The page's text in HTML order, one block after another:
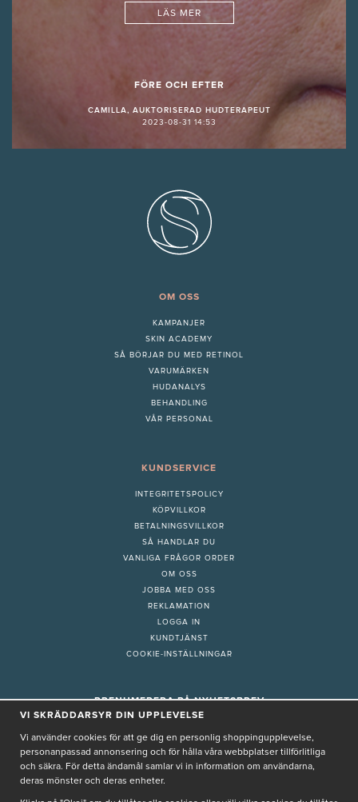
LÄS MER
FÖRE OCH EFTER
CAMILLA, AUKTORISERAD HUDTERAPEUT
2023-08-31 14:53
OM OSS
KAMPANJER
SKIN ACADEMY
SÅ BÖRJAR DU MED RETINOL
VARUMÄRKEN
HUDANALYS
BEHANDLING
VÅR PERSONAL
KUNDSERVICE
INTEGRITETSPOLICY
KÖPVILLKOR
BETALNINGSVILLKOR
SÅ HANDLAR DU
VANLIGA FRÅGOR ORDER
OM OSS
JOBBA MED OSS
REKLAMATION
LOGGA IN
KUNDTJÄNST
COOKIE-INSTÄLLNINGAR
PRENUMERERA PÅ NYHETSBREV
Genom att ge min e-post, accepterar jag Seth och Sally
VI SKRÄDDARSYR DIN UPPLEVELSE
Vi använder cookies för att ge dig en personlig shoppingupplevelse,
personanpassad annonsering och för hålla våra webbplatser tillförlitliga
och säkra. För detta ändamål samlar vi in information om användarna,
deras mönster och deras enheter.